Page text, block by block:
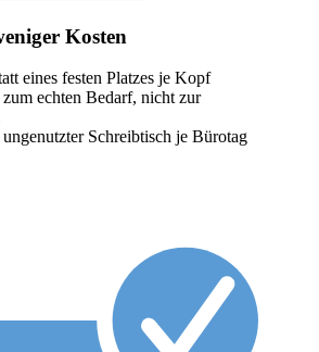
Kosten
eines festen Platzes je Kopf
echten Bedarf, nicht zur
Schreibtisch je Bürotag